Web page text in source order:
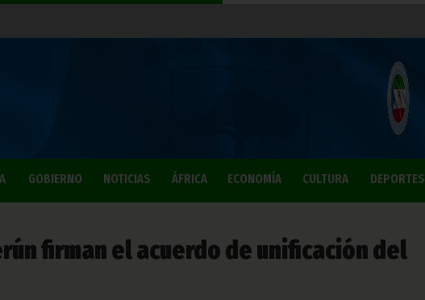
GOBIERNO NOTICIAS ÁFRICA ECONOMÍA CULTURA DEPORTES
firman el acuerdo de unificación del